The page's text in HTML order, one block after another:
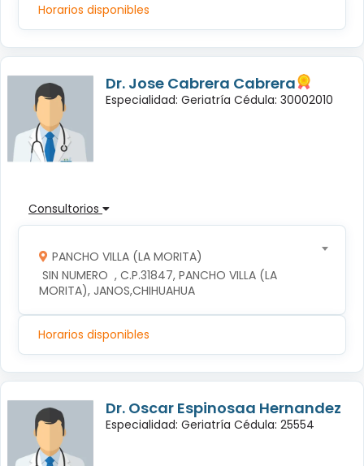
Horarios disponibles
Dr. Jose Cabrera Cabrera
Especialidad: Geriatría Cédula: 30002010
Consultorios
PANCHO VILLA (LA MORITA)
MORITA), JANOS,CHIHUAHUA
Horarios disponibles
Dr. Oscar Espinosaa Hernandez
Especialidad: Geriatría Cédula: 25554